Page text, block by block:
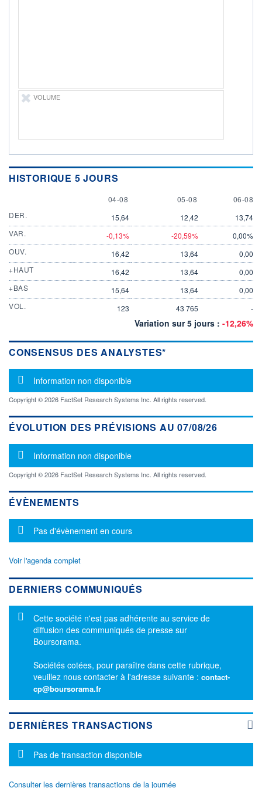
VOLUME
HISTORIQUE 5 JOURS
4 AUGUST
04-08 5 AUGUST
05-08 6
06-08
DER.
15,64 12,42
13,74
VAR.
-0,13% -20,59%
0,00%
OUV.
16,42 13,64
0,00
+HAUT
16,42 13,64
0,00
+BAS
15,64 13,64
0,00
VOL.
123 43 765 -
Variation sur 5 jours : -12,26%
CONSENSUS DES ANALYSTES*
Message d'information
Information non disponible
Copyright © 2026 FactSet Research Systems Inc. All rights reserved.
ÉVOLUTION DES PRÉVISIONS AU 07/08/26
Message d'information
Information non disponible
Copyright © 2026 FactSet Research Systems Inc. All rights reserved.
ÉVÈNEMENTS
Message d'information
Pas d'évènement en cours
Voir l'agenda complet
DERNIERS COMMUNIQUÉS
Message d'information
Cette société n'est pas adhérente au service de
diffusion des communiqués de presse sur
Boursorama.
Sociétés cotées, pour paraître dans cette rubrique,
veuillez nous contacter à l'adresse suivante : contact-
cp@boursorama.fr
DERNIÈRES TRANSACTIONS
Message d'information
Pas de transaction disponible
Consulter les dernières transactions de la journée